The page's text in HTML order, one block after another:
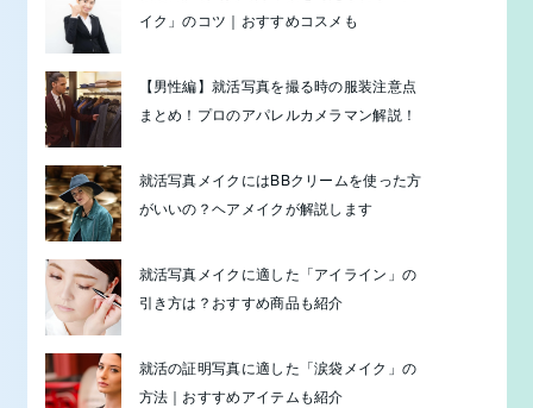
イク」のコツ｜おすすめコスメも
【男性編】就活写真を撮る時の服装注意点
まとめ！プロのアパレルカメラマン解説！
就活写真メイクにはBBクリームを使った方
がいいの？ヘアメイクが解説します
就活写真メイクに適した「アイライン」の
引き方は？おすすめ商品も紹介
就活の証明写真に適した「涙袋メイク」の
方法｜おすすめアイテムも紹介